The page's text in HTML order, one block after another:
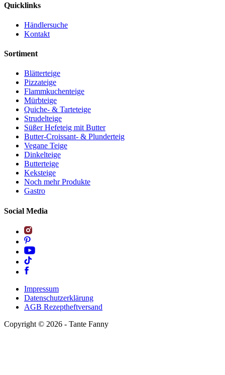
Quicklinks
Händlersuche
Kontakt
Sortiment
Blätterteige
Pizzateige
Flammkuchenteige
Mürbteige
Quiche- & Tarteteige
Strudelteige
Süßer Hefeteig mit Butter
Butter-Croissant- & Plunderteig
Vegane Teige
Dinkelteige
Butterteige
Keksteige
Noch mehr Produkte
Gastro
Social Media
Impressum
Datenschutzerklärung
AGB Rezeptheftversand
Copyright © 2026 - Tante Fanny